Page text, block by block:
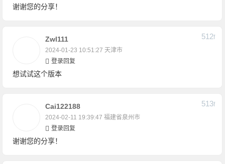
谢谢您的分享！
Zwl111
2024-01-23 10:51:27 天津市
512F
登录回复
想试试这个版本
Cai122188
2024-02-11 19:39:47 福建省泉州市
513F
登录回复
谢谢您的分享！